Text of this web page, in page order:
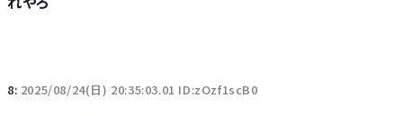
8: 2025/08/24(日) 20:35:03.01 ID:zOzf1scB0